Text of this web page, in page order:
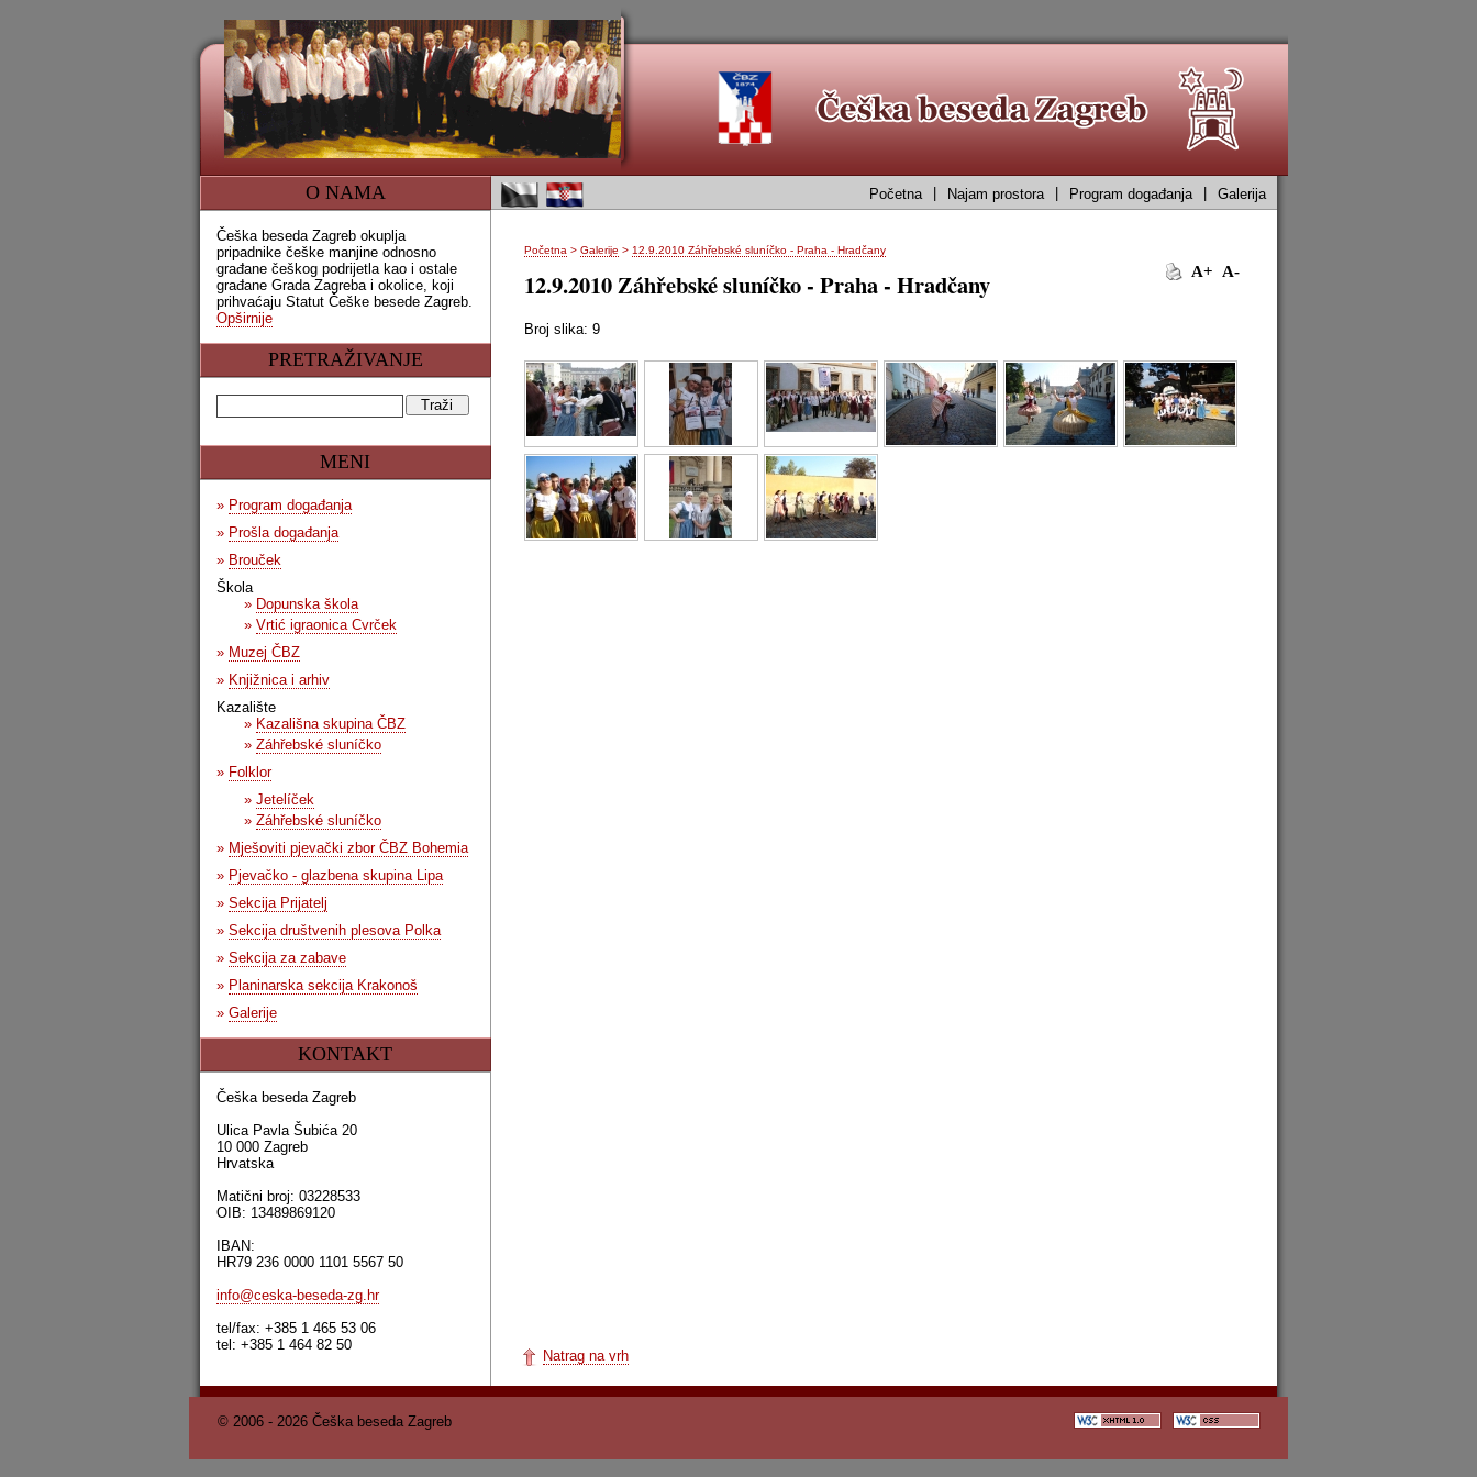
O NAMA
Češka beseda Zagreb okuplja
pripadnike češke manjine odnosno
građane češkog podrijetla kao i ostale
građane Grada Zagreba i okolice, koji
prihvaćaju Statut Češke besede Zagreb.
Opširnije
PRETRAŽIVANJE
MENI
» Program događanja
» Prošla događanja
» Brouček
Škola
» Dopunska škola
» Vrtić igraonica Cvrček
» Muzej ČBZ
» Knjižnica i arhiv
Kazalište
» Kazališna skupina ČBZ
» Záhřebské sluníčko
» Folklor
» Jetelíček
» Záhřebské sluníčko
» Mješoviti pjevački zbor ČBZ Bohemia
» Pjevačko - glazbena skupina Lipa
» Sekcija Prijatelj
» Sekcija društvenih plesova Polka
» Sekcija za zabave
» Planinarska sekcija Krakonoš
» Galerije
KONTAKT
Češka beseda Zagreb
Ulica Pavla Šubića 20
10 000 Zagreb
Hrvatska
Matični broj: 03228533
OIB: 13489869120
IBAN:
HR79 236 0000 1101 5567 50
info@ceska-beseda-zg.hr
tel/fax: +385 1 465 53 06
tel: +385 1 464 82 50
Početna Najam prostora Program događanja Galerija
Početna > Galerije > 12.9.2010 Záhřebské sluníčko - Praha - Hradčany
A-
A+
12.9.2010 Záhřebské sluníčko - Praha - Hradčany
Broj slika: 9
Natrag na vrh
© 2006 - 2026 Češka beseda Zagreb